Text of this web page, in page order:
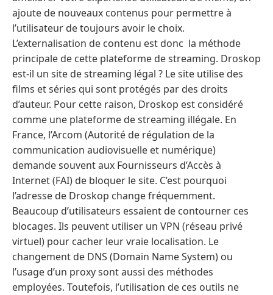
ajoute de nouveaux contenus pour permettre à
l’utilisateur de toujours avoir le choix.
L’externalisation de contenu est donc la méthode
principale de cette plateforme de streaming. Droskop
est-il un site de streaming légal ? Le site utilise des
films et séries qui sont protégés par des droits
d’auteur. Pour cette raison, Droskop est considéré
comme une plateforme de streaming illégale. En
France, l’Arcom (Autorité de régulation de la
communication audiovisuelle et numérique)
demande souvent aux Fournisseurs d’Accès à
Internet (FAI) de bloquer le site. C’est pourquoi
l’adresse de Droskop change fréquemment.
Beaucoup d’utilisateurs essaient de contourner ces
blocages. Ils peuvent utiliser un VPN (réseau privé
virtuel) pour cacher leur vraie localisation. Le
changement de DNS (Domain Name System) ou
l’usage d’un proxy sont aussi des méthodes
employées. Toutefois, l’utilisation de ces outils ne